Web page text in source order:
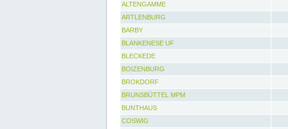
ALTENGAMME
ARTLENBURG
BARBY
BLANKENESE UF
BLECKEDE
BOIZENBURG
BROKDORF
BRUNSBÜTTEL MPM
BUNTHAUS
COSWIG